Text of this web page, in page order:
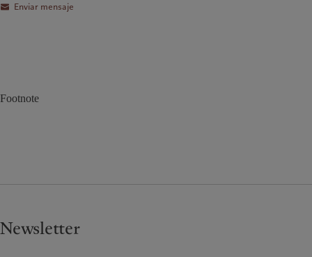
Enviar mensaje
Footnote
Newsletter